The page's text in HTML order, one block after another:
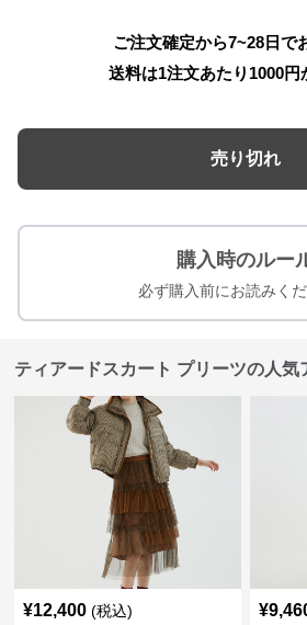
ご注文確定から7~28日で
送料は1注文あたり 1000円
売り切れ
購入時のルー
必ず購入前にお読みくだ
ティアードスカート プリーツの人気
¥12,400 (税込) ¥